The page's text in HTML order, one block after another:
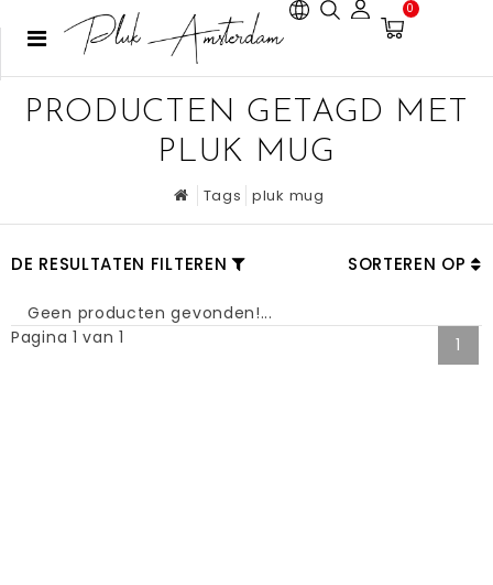
0
PRODUCTEN GETAGD MET
PLUK MUG
Tags pluk mug
DE RESULTATEN FILTEREN SORTEREN OP
Geen producten gevonden!...
Pagina 1 van 1
1